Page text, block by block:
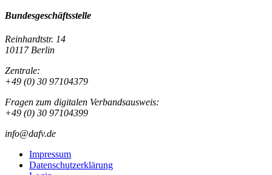
Bundesgeschäftsstelle
Reinhardtstr. 14
10117 Berlin
Zentrale:
+49 (0) 30 97104379
Fragen zum digitalen Verbandsausweis:
+49 (0) 30 97104399
info@dafv.de
Impressum
Datenschutzerklärung